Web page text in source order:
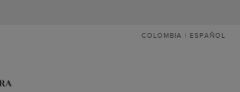
COLOMBIA | ESPAÑOL